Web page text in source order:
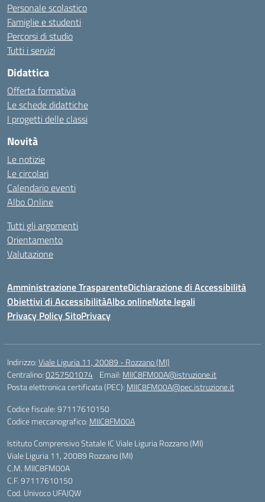
Personale scolastico
Famiglie e studenti
Percorsi di studio
Tutti i servizi
Didattica
Offerta formativa
Le schede didattiche
I progetti delle classi
Novità
Le notizie
Le circolari
Calendario eventi
Albo Online
Tutti gli argomenti
Orientamento
Valutazione
Amministrazione TrasparenteDichiarazione di Accessibilità
Obiettivi di AccessibilitàAlbo onlineNote legali
Privacy Policy SitoPrivacy
Indirizzo:Viale Liguria 11, 20089 - Rozzano (MI)
Centralino:0257501074 Email: MIIC8FM00A@istruzione.it
Posta elettronica certificata (PEC): MIIC8FM00A@pec.istruzione.it
Codice fiscale: 97117610150
Codice meccanografico: MIIC8FM00A
Istituto Comprensivo Statale IC Viale Liguria Rozzano (MI)
Viale Liguria 11, 20089 Rozzano (MI)
C.M. MIIC8FM00A
C.F. 97117610150
Cod. Univoco UFAJQW